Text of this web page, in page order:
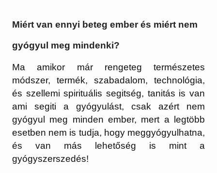
Miért van ennyi beteg ember és miért nem
gyógyul meg mindenki?
Ma amikor már rengeteg természetes
módszer, termék, szabadalom, technológia,
és szellemi spirituális segitség, tanitás is van
ami segiti a gyógyulást, csak azért nem
gyógyul meg minden ember, mert a legtöbb
esetben nem is tudja, hogy meggyógyulhatna,
és van más lehetőség is mint a
gyógyszerszedés!